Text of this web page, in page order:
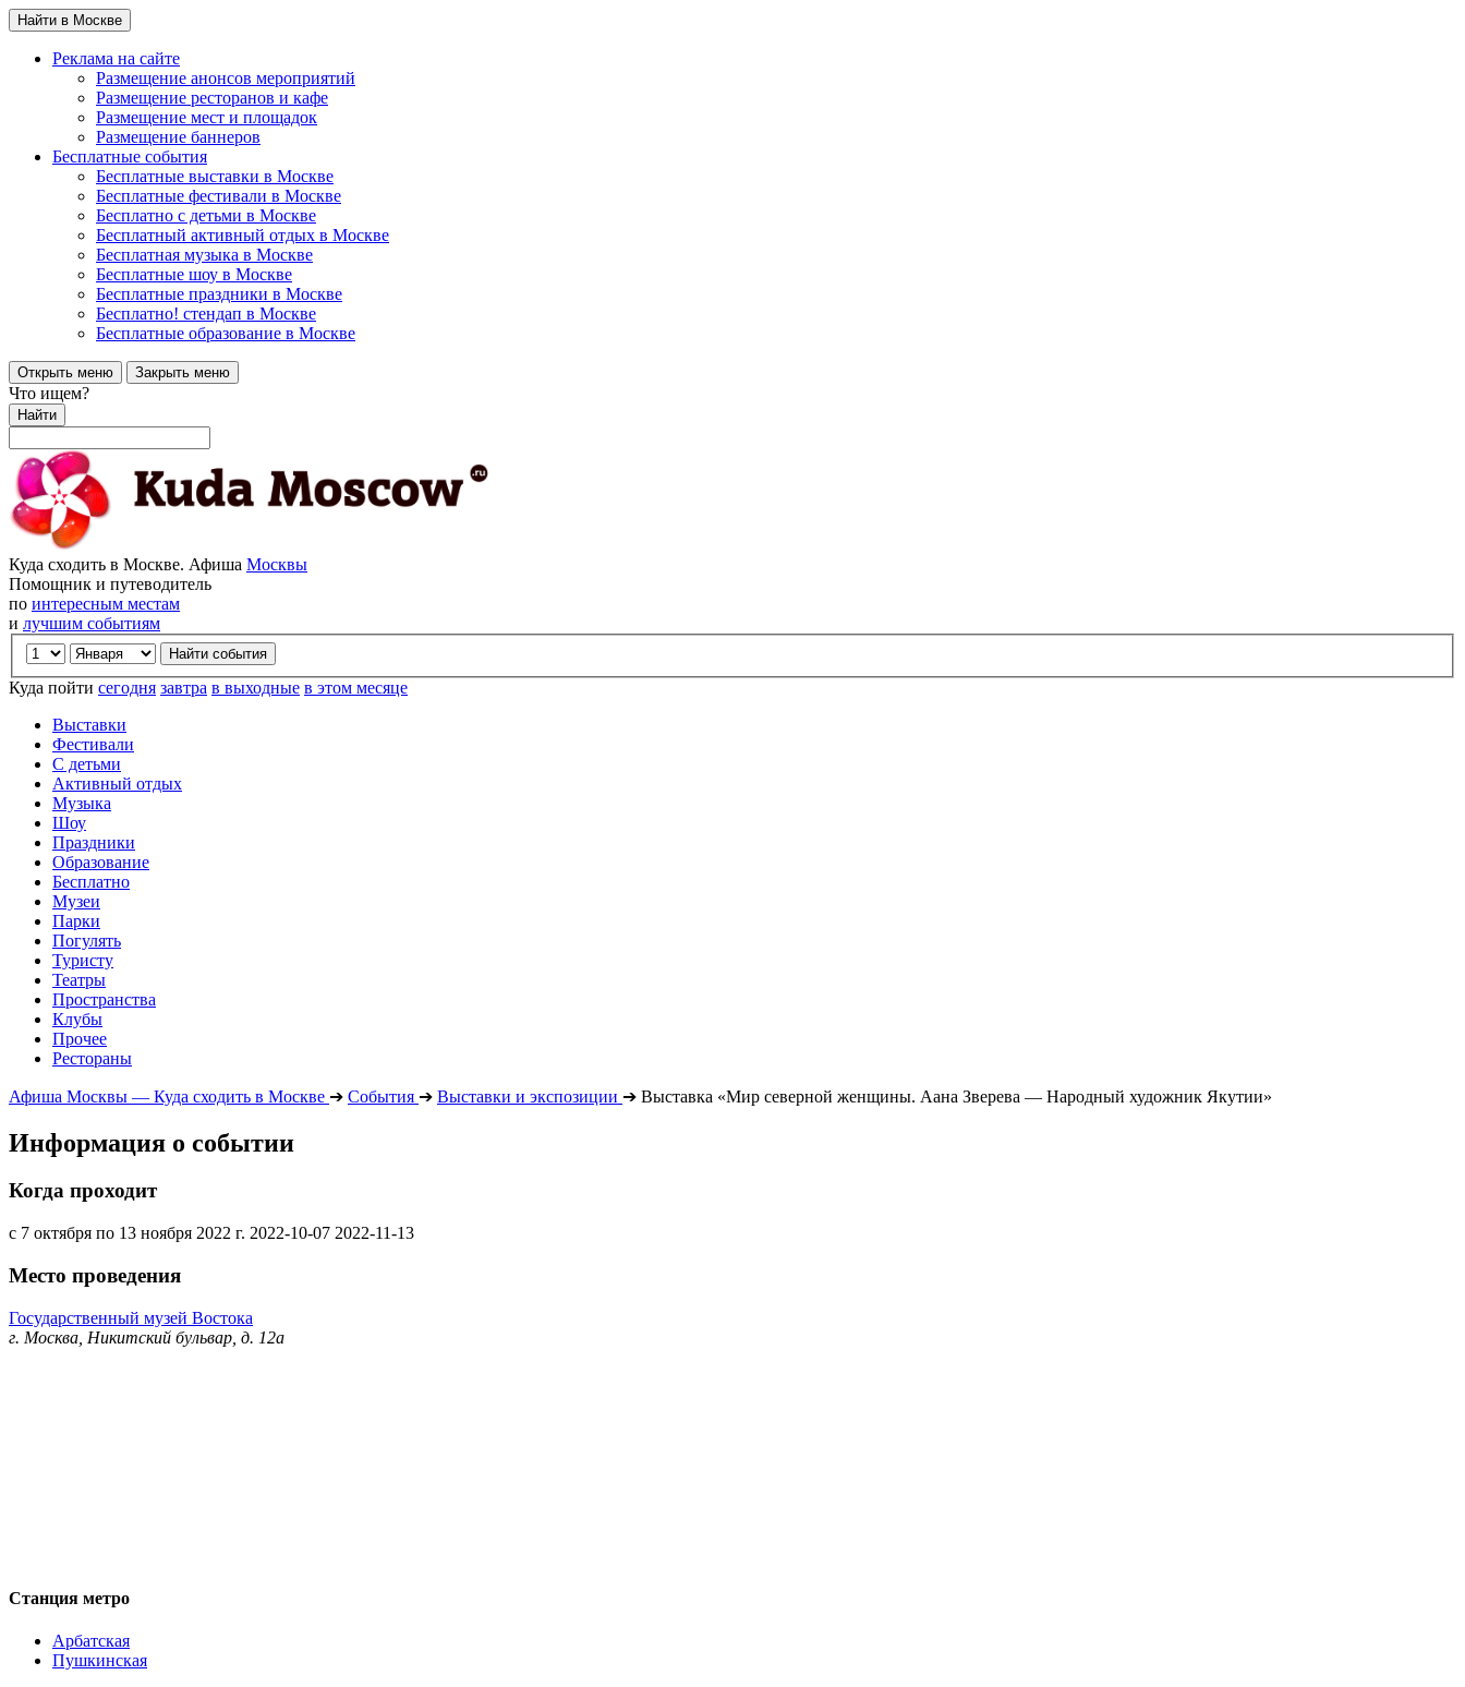
Найти в Москве
Реклама на сайте
Размещение анонсов мероприятий
Размещение ресторанов и кафе
Размещение мест и площадок
Размещение баннеров
Бесплатные события
Бесплатные выставки в Москве
Бесплатные фестивали в Москве
Бесплатно с детьми в Москве
Бесплатный активный отдых в Москве
Бесплатная музыка в Москве
Бесплатные шоу в Москве
Бесплатные праздники в Москве
Бесплатно! стендап в Москве
Бесплатные образование в Москве
Открыть меню Закрыть меню
Что ищем?
Найти
Куда сходить в Москве. Афиша Москвы
Помощник и путеводитель
по интересным местам
и лучшим событиям
Куда пойти сегодня завтра в выходные в этом месяце
Выставки
Фестивали
С детьми
Активный отдых
Музыка
Шоу
Праздники
Образование
Бесплатно
Музеи
Парки
Погулять
Туристу
Театры
Пространства
Клубы
Прочее
Рестораны
Афиша Москвы — Куда сходить в Москве ➔ События ➔ Выставки и экспозиции ➔ Выставка «Мир северной женщины. Аана Зверева — Народный художник Якутии»
Информация о событии
Когда проходит
с 7 октября по 13 ноября 2022 г. 2022-10-07 2022-11-13
Место проведения
Государственный музей Востока
г. Москва, Никитский бульвар, д. 12а
Станция метро
Арбатская
Пушкинская